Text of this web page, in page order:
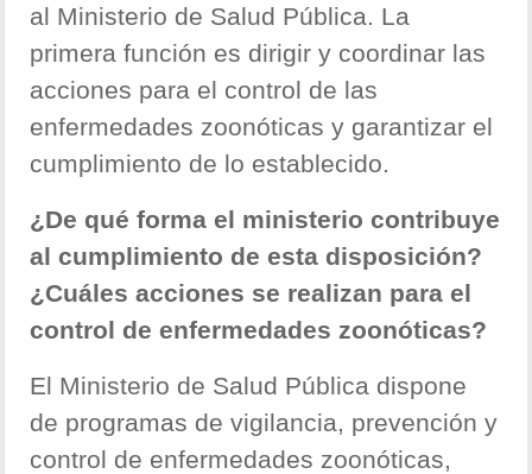
al Ministerio de Salud Pública. La
primera función es dirigir y coordinar las
acciones para el control de las
enfermedades zoonóticas y garantizar el
cumplimiento de lo establecido.
¿De qué forma el ministerio contribuye
al cumplimiento de esta disposición?
¿Cuáles acciones se realizan para el
control de enfermedades zoonóticas?
El Ministerio de Salud Pública dispone
de programas de vigilancia, prevención y
control de enfermedades zoonóticas,